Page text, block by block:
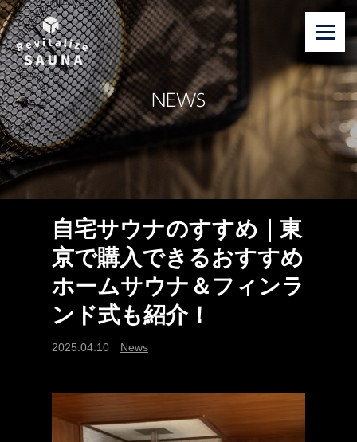
NEWS
自宅サウナのすすめ｜東
京で購入できるおすすめ
ホームサウナ＆フィンラ
ンド式も紹介！
2025.04.10 News